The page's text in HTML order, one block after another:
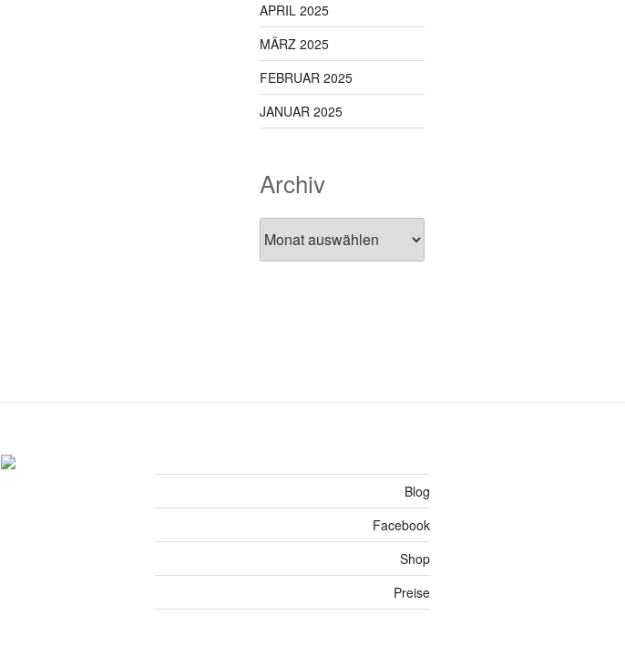
APRIL 2025
MÄRZ 2025
FEBRUAR 2025
JANUAR 2025
Archiv
Blog
Facebook
Shop
Preise